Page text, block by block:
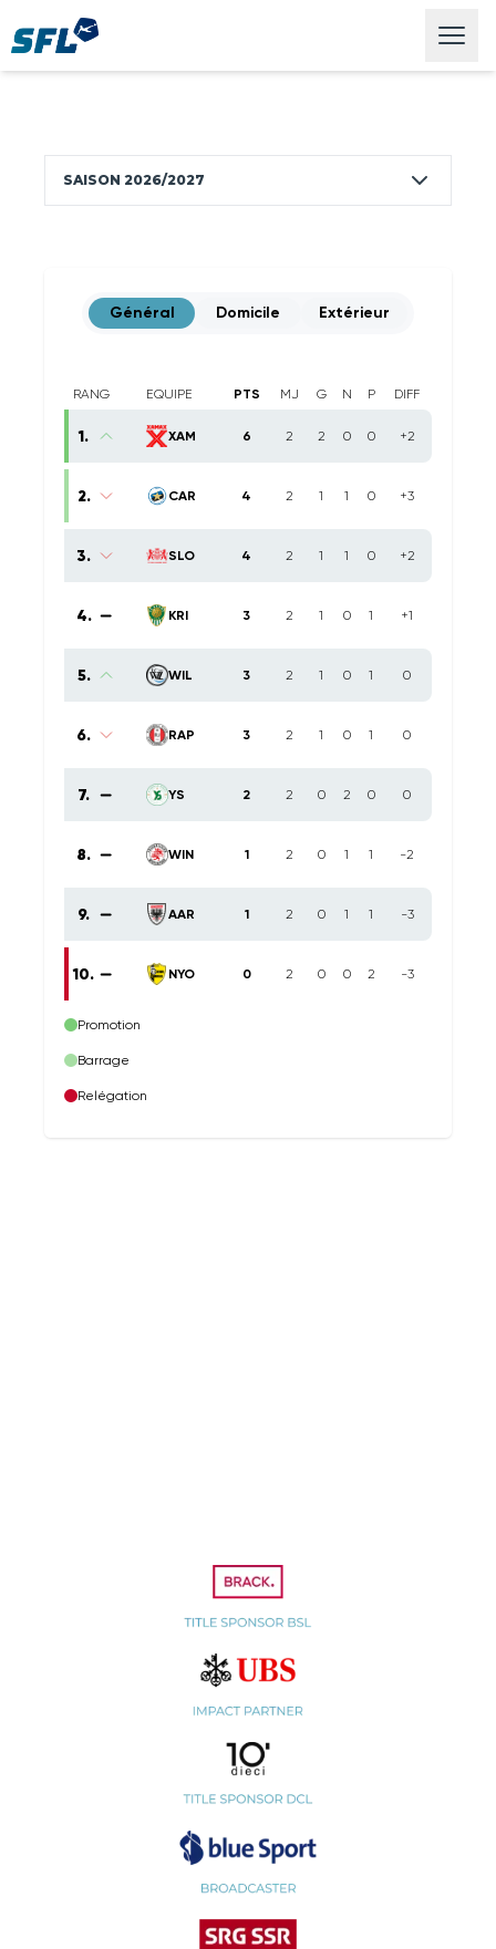
Swiss Football League
SAISON 2026/2027
Général Domicile Extérieur
RANG EQUIPE PTS MJ G N P DIFF
1. XAM 6 2 2 0 0 +2
2. CAR 4 2 1 1 0 +3
3. SLO 4 2 1 1 0 +2
4. KRI 3 2 1 0 1 +1
5. WIL 3 2 1 0 1 0
6. RAP 3 2 1 0 1 0
7. YS 2 2 0 2 0 0
8. WIN 1 2 0 1 1 -2
9. AAR 1 2 0 1 1 -3
10. NYO 0 2 0 0 2 -3
Promotion
Barrage
Relégation